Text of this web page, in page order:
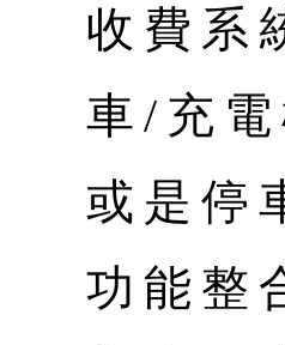
收費系
車/充
或是停
功能整